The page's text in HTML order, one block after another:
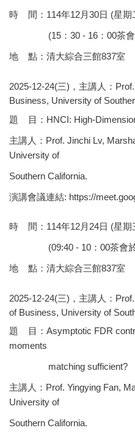
時 間：114年12月30日 (星期
(15：30 - 16：00茶會於
地 點：清大綜合三館837室
2025-12-24(三)，主講人：
Business, University of
題 目：HNCI: High-
主講人：Prof. Jinchi Lv,
University of
Southern California.
演講會議連結: https://
時 間：114年12月24日 (星期
(09:40 - 10：00茶會於
地 點：清大綜合三館837室
2025-12-24(三)，主講人：
of Business, University of
題 目：Asymptotic FDR
moments
matching sufficient?
主講人：Prof. Yingying Fan,
University of
Southern California.